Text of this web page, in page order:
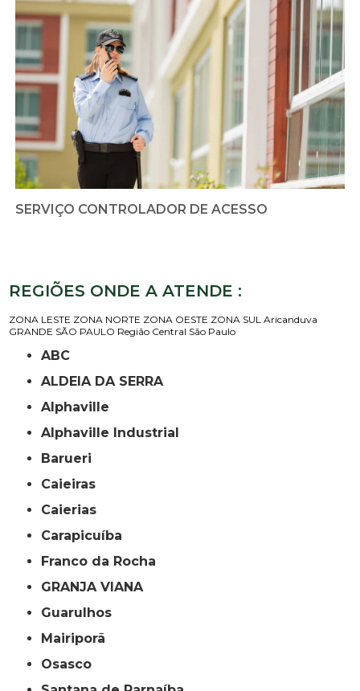
SERVIÇO CONTROLADOR DE ACESSO
REGIÕES ONDE A ATENDE :
ZONA LESTE ZONA NORTE ZONA OESTE ZONA SUL Aricanduva
GRANDE SÃO PAULO Região Central São Paulo
ABC
ALDEIA DA SERRA
Alphaville
Alphaville Industrial
Barueri
Caieiras
Caierias
Carapicuíba
Franco da Rocha
GRANJA VIANA
Guarulhos
Mairiporã
Osasco